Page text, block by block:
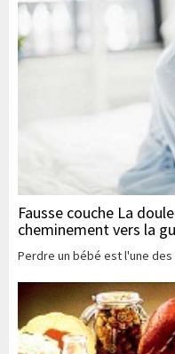
Fausse couche La
cheminement vers la
Perdre un bébé est l'une des